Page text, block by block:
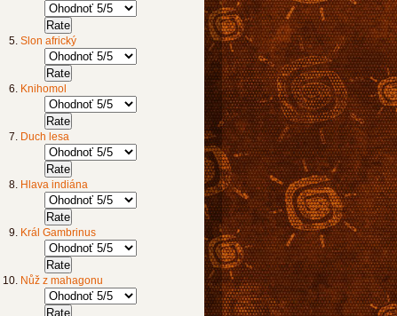
Slon africký
Knihomol
Duch lesa
Hlava indiána
Král Gambrinus
Nůž z mahagonu